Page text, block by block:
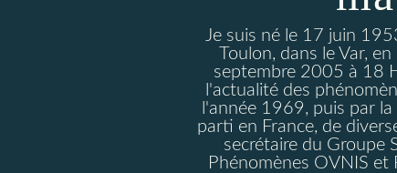
Je suis né le 17 juin
Toulon, dans le Var,
septembre 2005 à 18
l'actualité des
l'année 1969, puis par
parti en France, de
secrétaire du Groupe
Phénomènes OVNIS